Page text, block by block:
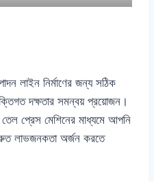
লাইন নির্মাণের জন্য সঠিক
দক্ষতার সমন্বয় প্রয়োজন।
প্রেস মেশিনের মাধ্যমে আপনি
লাভজনকতা অর্জন করতে